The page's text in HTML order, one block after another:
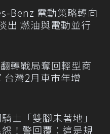
Benz 電動策略轉向
出 燃油與電動並行
轉戰局奪回輕型商
台灣2月車市年增
士「雙腳未著地」
！警回覆：這是規